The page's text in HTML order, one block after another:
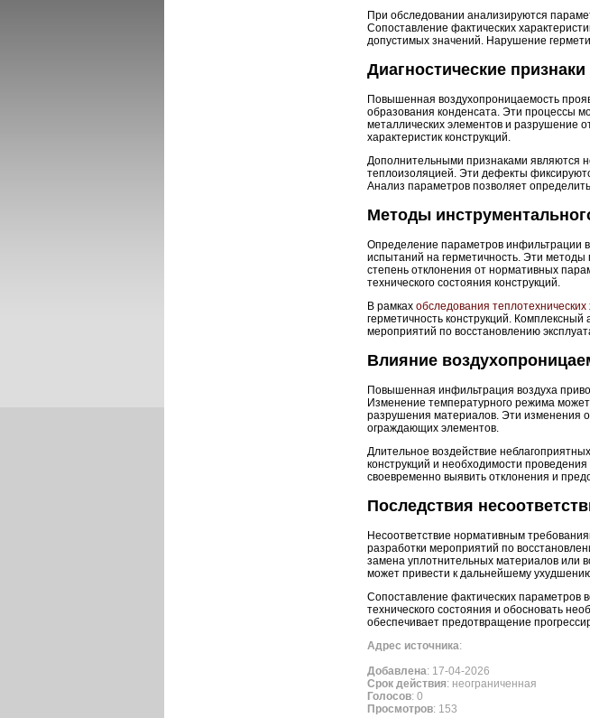
При обследовании анализируются
Сопоставление фактических
допустимых значений. Нарушение
Диагностические
Повышенная воздухопроницаемость
образования конденсата. Эти процессы
металлических элементов и разрушение
характеристик конструкций.
Дополнительными признаками являются
теплоизоляцией. Эти дефекты
Анализ параметров позволяет
Методы
Определение параметров инфильтрации
испытаний на герметичность. Эти
степень отклонения от нормативных
технического состояния конструкций.
В рамках обследования
герметичность конструкций.
мероприятий по восстановлению
Влияние
Повышенная инфильтрация воздуха
Изменение температурного режима может
разрушения материалов. Эти изменения
ограждающих элементов.
Длительное воздействие
конструкций и необходимости
своевременно выявить отклонения и
Последствия
Несоответствие нормативным
разработки мероприятий по
замена уплотнительных материалов или
может привести к дальнейшему ухудшению
Сопоставление фактических параметров
технического состояния и обосновать
обеспечивает предотвращение
Адрес источника:
Добавлена: 17-04-2026
Срок действия: неограниченная
Голосов: 0
Просмотров: 153